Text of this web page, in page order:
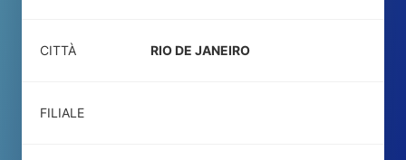
CITTÀ RIO DE JANEIRO
FILIALE